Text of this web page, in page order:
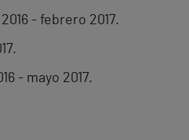
- febrero 2017.
- mayo 2017.